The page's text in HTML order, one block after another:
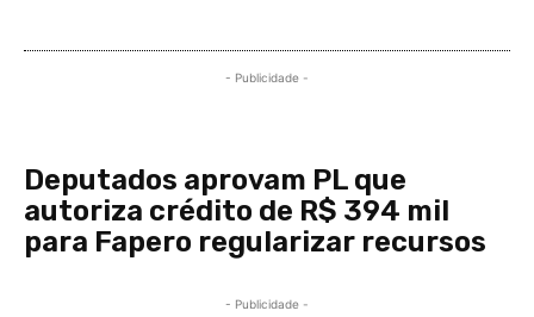
- Publicidade -
Deputados aprovam PL que
autoriza crédito de R$ 394 mil
para Fapero regularizar recursos
- Publicidade -